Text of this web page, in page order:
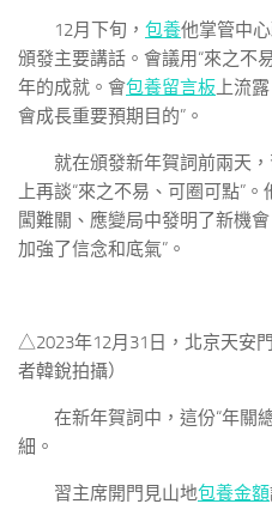
12月下旬， 包養他掌管中
頒發主要講話。會議用“來之不
年的成就。會包養留言板 上流
會成長重要預期目的”。
就在頒發新年賀詞前兩天
上再談“來之不易、可圈可點”
闖難關、應變局中發明了新機
加強了信念和底氣”。
△2023年12月31日，北京天安
者韓銳拍攝）
在新年賀詞中，這份“年關
細。
習主席開門見山地包養金額